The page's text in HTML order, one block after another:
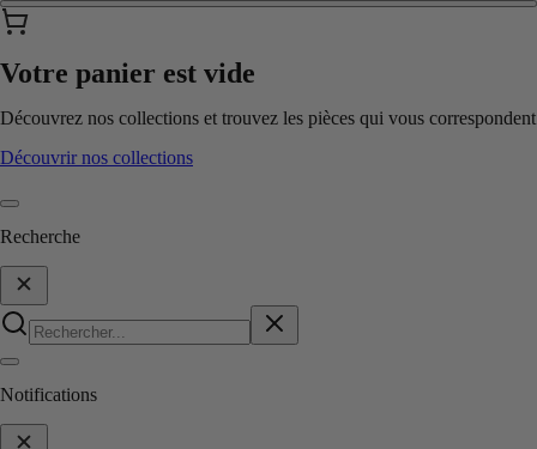
Votre panier est vide
Découvrez nos collections et trouvez les pièces qui vous correspondent
Découvrir nos collections
Recherche
Notifications